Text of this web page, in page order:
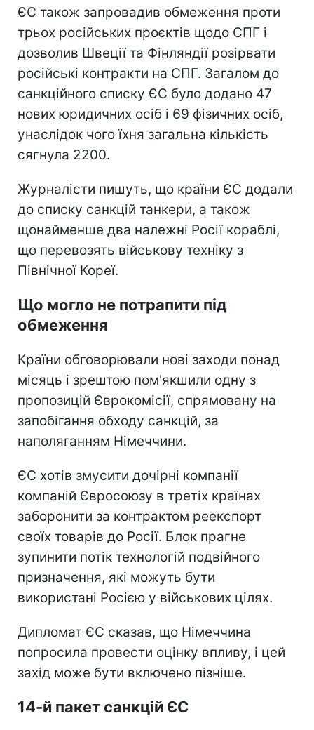
ЄС також запровадив обмеження проти
трьох російських проєктів щодо СПГ і
дозволив Швеції та Фінляндії розірвати
російські контракти на СПГ. Загалом до
санкційного списку ЄС було додано 47
нових юридичних осіб і 69 фізичних осіб,
унаслідок чого їхня загальна кількість
сягнула 2200.
Журналісти пишуть, що країни ЄС додали
до списку санкцій танкери, а також
щонайменше два належні Росії кораблі,
що перевозять військову техніку з
Північної Кореї.
Що могло не потрапити під
обмеження
Країни обговорювали нові заходи понад
місяць і зрештою пом'якшили одну з
пропозицій Єврокомісії, спрямовану на
запобігання обходу санкцій, за
наполяганням Німеччини.
ЄС хотів змусити дочірні компанії
компаній Євросоюзу в третіх країнах
заборонити за контрактом реекспорт
своїх товарів до Росії. Блок прагне
зупинити потік технологій подвійного
призначення, які можуть бути
використані Росією у військових цілях.
Дипломат ЄС сказав, що Німеччина
попросила провести оцінку впливу, і цей
захід може бути включено пізніше.
14-й пакет санкцій ЄС